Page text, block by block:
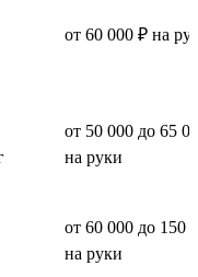
от 60 000 ₽ на
от 50 000 до 65
на руки
от 60 000 до 150
на руки